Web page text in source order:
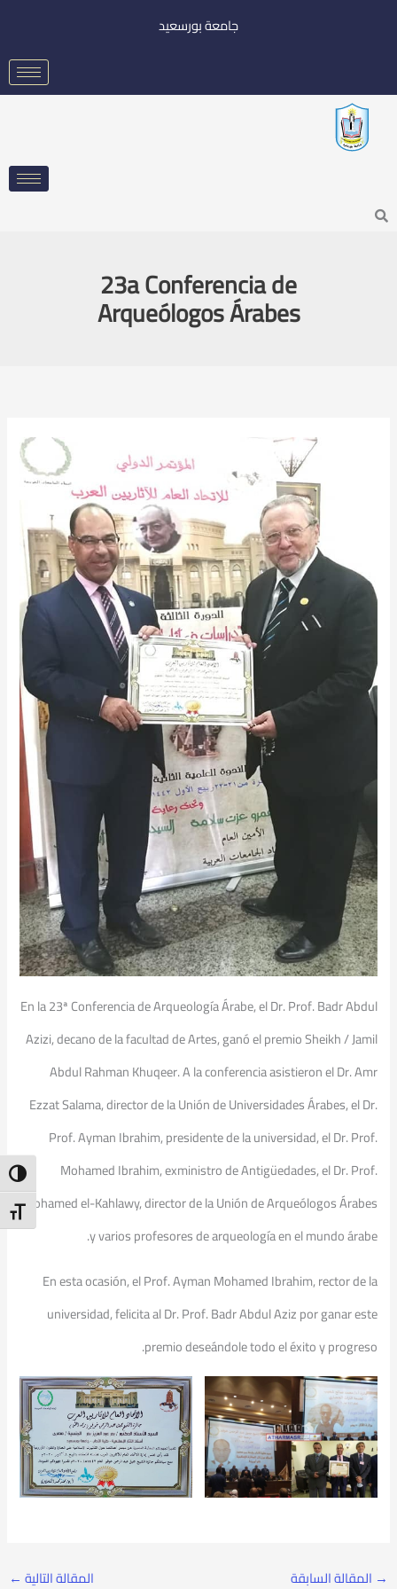
Size
جامعة بورسعيد
Search
23a Conferencia de
Arqueólogos Árabes
En la 23ª Conferencia de Arqueología Árabe, el Dr. Prof. Badr Abdul
Azizi, decano de la facultad de Artes, ganó el premio Sheikh / Jamil
Abdul Rahman Khuqeer. A la conferencia asistieron el Dr. Amr
Ezzat Salama, director de la Unión de Universidades Árabes, el Dr.
Prof. Ayman Ibrahim, presidente de la universidad, el Dr. Prof.
Mohamed Ibrahim, exministro de Antigüedades, el Dr. Prof.
Mohamed el-Kahlawy, director de la Unión de Arqueólogos Árabes
y varios profesores de arqueología en el mundo árabe.
En esta ocasión, el Prof. Ayman Mohamed Ibrahim, rector de la
universidad, felicita al Dr. Prof. Badr Abdul Aziz por ganar este
premio deseándole todo el éxito y progreso.
→ المقالة السابقة المقالة التالية ←